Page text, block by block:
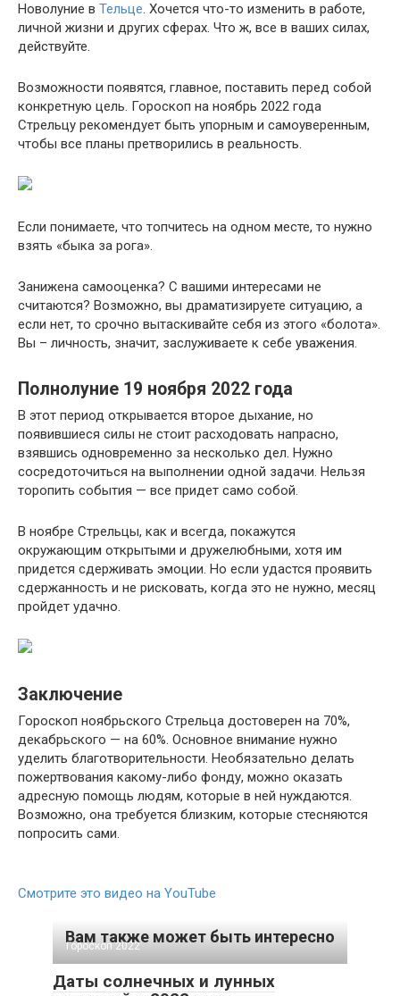
Новолуние в Тельце. Хочется что-то изменить в работе,
личной жизни и других сферах. Что ж, все в ваших силах,
действуйте.
Возможности появятся, главное, поставить перед собой
конкретную цель. Гороскоп на ноябрь 2022 года
Стрельцу рекомендует быть упорным и самоуверенным,
чтобы все планы претворились в реальность.
Если понимаете, что топчитесь на одном месте, то нужно
взять «быка за рога».
Занижена самооценка? С вашими интересами не
считаются? Возможно, вы драматизируете ситуацию, а
если нет, то срочно вытаскивайте себя из этого «болота».
Вы – личность, значит, заслуживаете к себе уважения.
Полнолуние 19 ноября 2022 года
В этот период открывается второе дыхание, но
появившиеся силы не стоит расходовать напрасно,
взявшись одновременно за несколько дел. Нужно
сосредоточиться на выполнении одной задачи. Нельзя
торопить события — все придет само собой.
В ноябре Стрельцы, как и всегда, покажутся
окружающим открытыми и дружелюбными, хотя им
придется сдерживать эмоции. Но если удастся проявить
сдержанность и не рисковать, когда это не нужно, месяц
пройдет удачно.
Заключение
Гороскоп ноябрьского Стрельца достоверен на 70%,
декабрьского — на 60%. Основное внимание нужно
уделить благотворительности. Необязательно делать
пожертвования какому-либо фонду, можно оказать
адресную помощь людям, которые в ней нуждаются.
Возможно, она требуется близким, которые стесняются
попросить сами.
Смотрите это видео на YouTube
Вам также может быть интересно
Гороскоп 2022
Даты солнечных и лунных